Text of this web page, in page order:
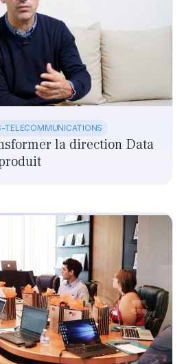
TELECOMMUNICATIONS
la direction Data